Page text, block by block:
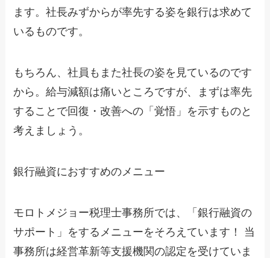
ます。社長みずからが率先する姿を銀行は求めて
いるものです。
もちろん、社員もまた社長の姿を見ているのです
から。給与減額は痛いところですが、まずは率先
することで回復・改善への「覚悟」を示すものと
考えましょう。
銀行融資におすすめのメニュー
モロトメジョー税理士事務所では、「銀行融資の
サポート」をするメニューをそろえています！ 当
事務所は経営革新等支援機関の認定を受けていま